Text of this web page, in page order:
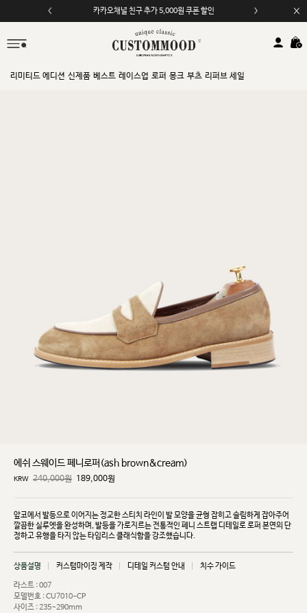
카카오채널 친구 추가 5,000원 쿠폰 할인
모바일 앱 자동 2,000원 할인
리미티드 에디션 신제품 베스트 레이스업 로퍼 몽크 부츠 리퍼브 세일
에쉬 스웨이드 페니로퍼(ash brown&cream)
KRW 240,000원 189,000원
앞코에서 발등으로 이어지는 정교한 스티치 라인이 발 모양을 균형 잡히고 슬림하게 잡아주어
깔끔한실루엣을 완성하며, 발등을 가로지르는 전통적인 페니 스트랩 디테일로 로퍼 본연의 단
정하고 유행을타지 않는 타임리스 클래식함을 강조했습니다.
상품설명 커스텀마이징 제작 디테일 커스텀 안내 치수 가이드
라스트 : 007
모델번호 : CU7010-CP
사이즈 : 235~290mm